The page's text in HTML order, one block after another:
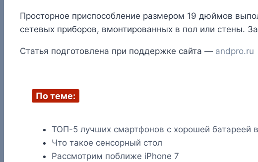
Просторное приспособление размером 19 дюймов
сетевых приборов, вмонтированных в пол или стены.
Статья подготовлена при поддержке сайта — andpro.ru
По теме:
ТОП-5 лучших смартфонов с хорошей батареей
Что такое сенсорный стол
Рассмотрим поближе iPhone 7